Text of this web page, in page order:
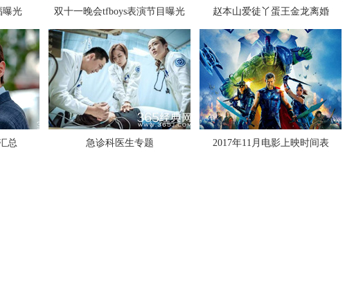
极限挑战第三季第九期插曲背景音乐整理
曝光 双十一晚会tfboys表演节目曝光 赵本山爱徒丫蛋王金龙离婚
总 急诊科医生专题 2017年11月电影上映时间表